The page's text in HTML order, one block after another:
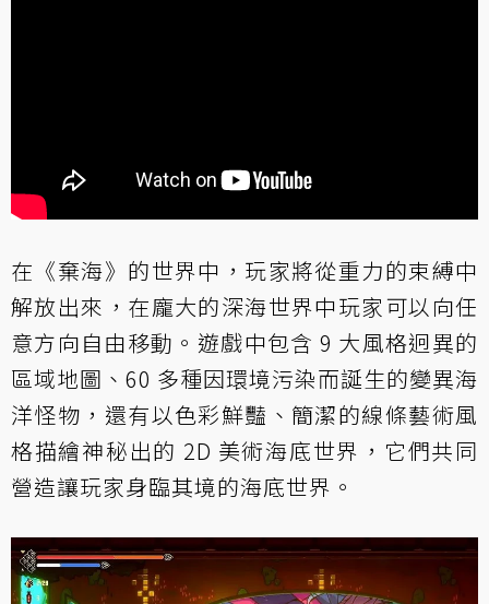
在《棄海》的世界中，玩家將從重力的束縛中
解放出來，在龐大的深海世界中玩家可以向任
意方向自由移動。遊戲中包含 9 大風格迥異的
區域地圖、60 多種因環境污染而誕生的變異海
洋怪物，還有以色彩鮮豔、簡潔的線條藝術風
格描繪神秘出的 2D 美術海底世界，它們共同
營造讓玩家身臨其境的海底世界。